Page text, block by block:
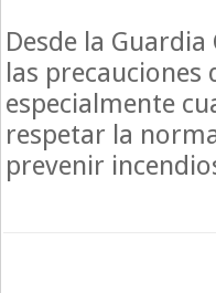
Desde la
las
especialmente
respetar la
prevenir